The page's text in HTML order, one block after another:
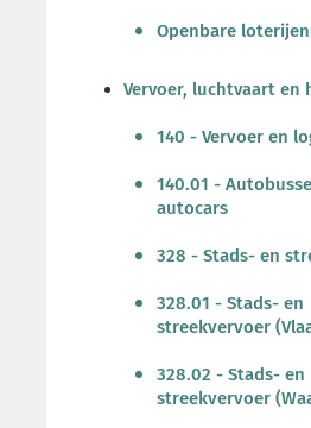
Openbare loterijen
Vervoer, luchtvaart en
140 - Vervoer en
140.01 -
autocars
328 - Stads- en
328.01 - Stads- en
streekvervoer
328.02 - Stads- en
streekvervoer